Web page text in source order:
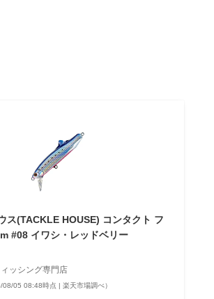
ス(TACKLE HOUSE) コンタクト フ
#08 イワシ・レッドベリー
ッシング専門店
08/05 08:48時点 | 楽天市場調べ）